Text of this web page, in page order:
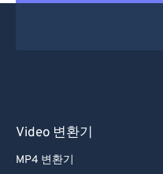
Video 변환기
MP4 변환기